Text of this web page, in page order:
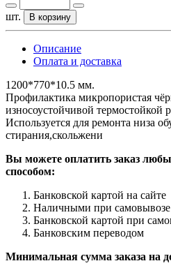
шт. В корзину
Описание
Оплата и доставка
1200*770*10.5 мм.
Профилактика микропористая
износоустойчивой термостойкой
Используется для ремонта низа
стирания,скольжени
Вы можете оплатить заказ
способом:
Банковской картой на сайте
Наличными при самовывозе
Банковской картой при
Банковским переводом
Минимальная сумма заказа на